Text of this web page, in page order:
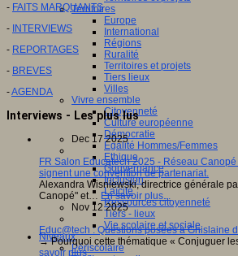
Territoires
Europe
International
Régions
Ruralité
Territoires et projets
Tiers lieux
Villes
Vivre ensemble
Citoyenneté
Culture européenne
Démocratie
Egalité Hommes/Femmes
Ethique
Gouvernance
Inclusion
Laïcité
Ressources citoyenneté
Tiers - lieux
Vie scolaire et sociale
Niveaux
Périscolaire
- FAITS MARQUANTS
- INTERVIEWS
- REPORTAGES
- BREVES
-AGENDA
Interviews - Les plus lus
Dec 17 2025
FR Salon Educatech 2025 - Réseau
signent une convention de partenariat.
Alexandra Wisniewski, directrice générale
Canopé" et… En savoir plus...
Nov 12 2025
Educ@tech : Questions posées à Ghislaine
→ Pourquoi cette thématique « Conjuguer
savoir plus...